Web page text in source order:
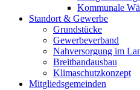
Kommunale
Standort & Gewerbe
Grundstücke
Gewerbeverband
Nahversorgung im
Breitbandausbau
Klimaschutzkonzept
Mitgliedsgemeinden